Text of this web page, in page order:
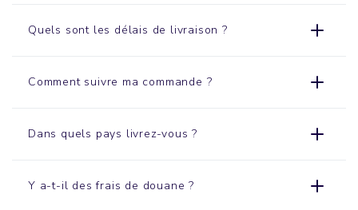
Quels sont les délais de livraison ?
Comment suivre ma commande ?
Dans quels pays livrez-vous ?
Y a-t-il des frais de douane ?